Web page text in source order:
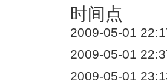
时间点
2009-05-01
2009-05-01
2009-05-01